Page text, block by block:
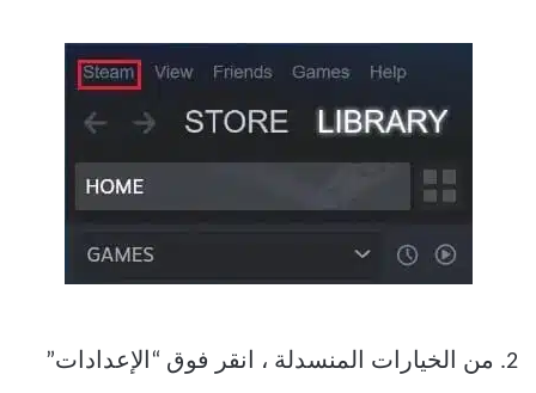
2. من الخيارات المنسدلة ، انقر فوق “الإعدادات”